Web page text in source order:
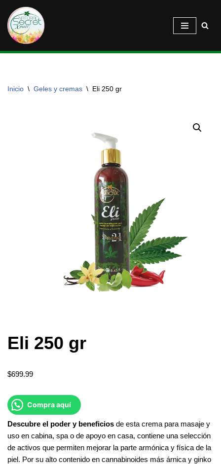
Saltar
al
contenido
Inicio \ Geles y cremas \ Eli 250 gr
Eli 250 gr
$699.99
Compra aquí
Descubre el poder y beneficios de esta crema para masaje y
uso en cabina, spa o de apoyo en casa, contiene una selección
de activos que permiten mejorar la parte armónica y física de la
piel. Por su alto contenido en cannabinoides más árnica y ginko